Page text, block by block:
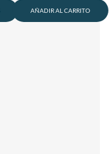
AÑADIR AL CARRITO